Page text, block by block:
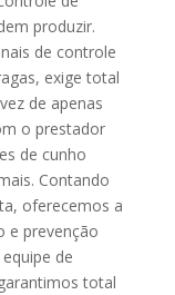
produzir.
de controle
exige total
de apenas
o prestador
de cunho
Contando
oferecemos a
e prevenção
de
total